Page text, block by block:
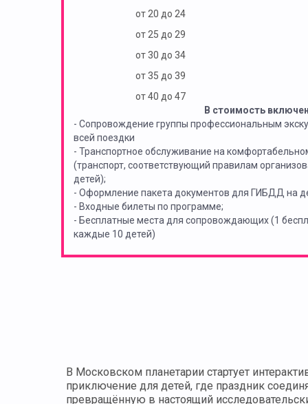
от 20 до 24
от 25 до 29
от 30 до 34
от 35 до 39
от 40 до 47
В стоимость
- Сопровождение группы профессиональным
всей поездки
- Транспортное обслуживание на
(транспорт, соответствующий правилам
детей);
- Оформление пакета документов для ГИБДД на
- Входные билеты по программе;
- Бесплатные места для сопровождающих (1
каждые 10 детей)
В Московском планетарии стартует
приключение для детей, где праздник
превращённую в настоящий